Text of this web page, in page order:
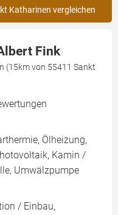
Katharinen vergleichen
Fink
(15km von 55411 Sankt
Ölheizung,
Kamin /
Umwälzpumpe
/ Einbau,